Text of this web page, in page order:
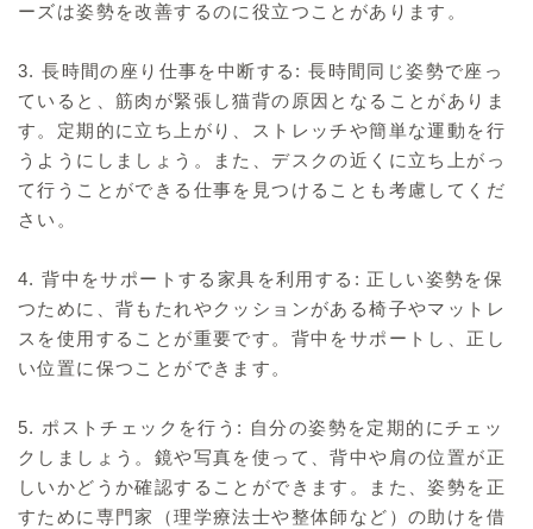
ーズは姿勢を改善するのに役立つことがあります。
3. 長時間の座り仕事を中断する: 長時間同じ姿勢で座っ
ていると、筋肉が緊張し猫背の原因となることがありま
す。定期的に立ち上がり、ストレッチや簡単な運動を行
うようにしましょう。また、デスクの近くに立ち上がっ
て行うことができる仕事を見つけることも考慮してくだ
さい。
4. 背中をサポートする家具を利用する: 正しい姿勢を保
つために、背もたれやクッションがある椅子やマットレ
スを使用することが重要です。背中をサポートし、正し
い位置に保つことができます。
5. ポストチェックを行う: 自分の姿勢を定期的にチェッ
クしましょう。鏡や写真を使って、背中や肩の位置が正
しいかどうか確認することができます。また、姿勢を正
すために専門家（理学療法士や整体師など）の助けを借